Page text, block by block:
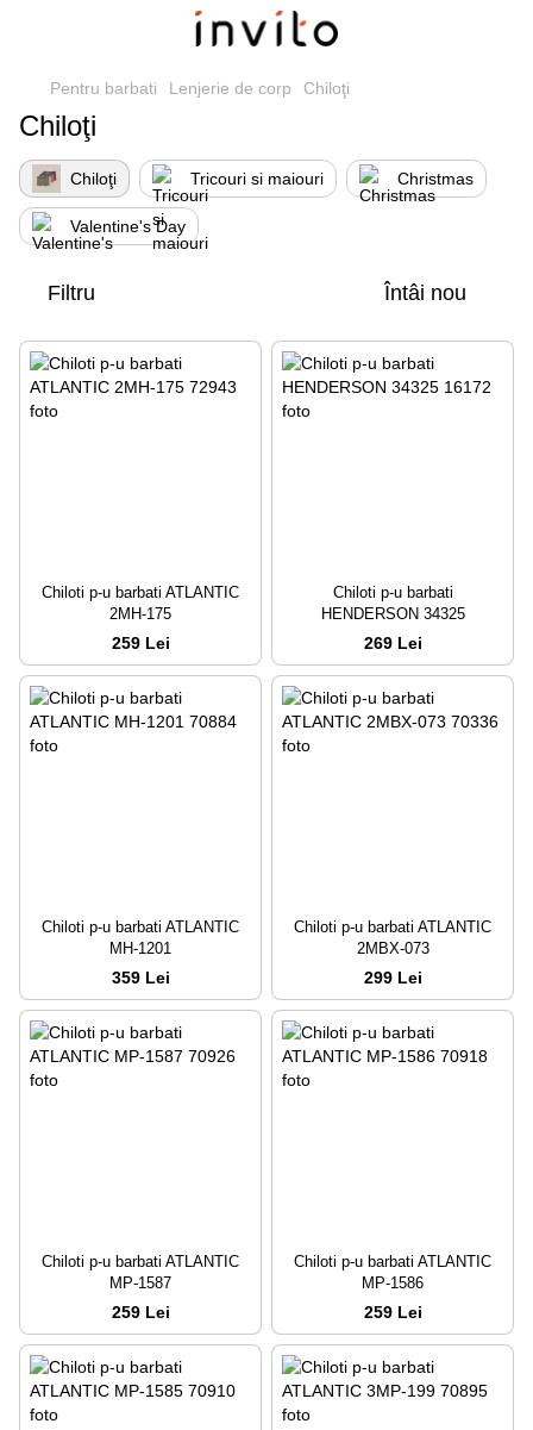
Pentru barbati Lenjerie de corp Chiloţi
Chiloţi
Chiloţi Tricouri si maiouri Christmas
Valentine's Day
Filtru Întâi nou
Chiloti p-u barbati ATLANTIC
2MH-175
259 Lei
Chiloti p-u barbati
HENDERSON 34325
269 Lei
Chiloti p-u barbati ATLANTIC
MH-1201
359 Lei
Chiloti p-u barbati ATLANTIC
2MBX-073
299 Lei
Chiloti p-u barbati ATLANTIC
MP-1587
259 Lei
Chiloti p-u barbati ATLANTIC
MP-1586
259 Lei